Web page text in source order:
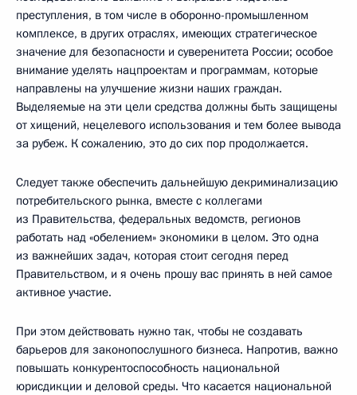
преступления, в том числе в оборонно-промышленном
комплексе, в других отраслях, имеющих стратегическое
значение для безопасности и суверенитета России; особое
внимание уделять нацпроектам и программам, которые
направлены на улучшение жизни наших граждан.
Выделяемые на эти цели средства должны быть защищены
от хищений, нецелевого использования и тем более вывода
за рубеж. К сожалению, это до сих пор продолжается.
Следует также обеспечить дальнейшую декриминализацию
потребительского рынка, вместе с коллегами
из Правительства, федеральных ведомств, регионов
работать над «обелением» экономики в целом. Это одна
из важнейших задач, которая стоит сегодня перед
Правительством, и я очень прошу вас принять в ней самое
активное участие.
При этом действовать нужно так, чтобы не создавать
барьеров для законопослушного бизнеса. Напротив, важно
повышать конкурентоспособность национальной
юрисдикции и деловой среды. Что касается национальной